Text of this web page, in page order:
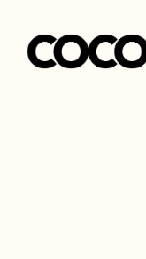
Aller